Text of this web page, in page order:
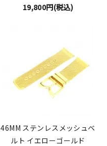
19,800円(税込)
46MM ステンレスメッシュベ
ルト イエローゴールド